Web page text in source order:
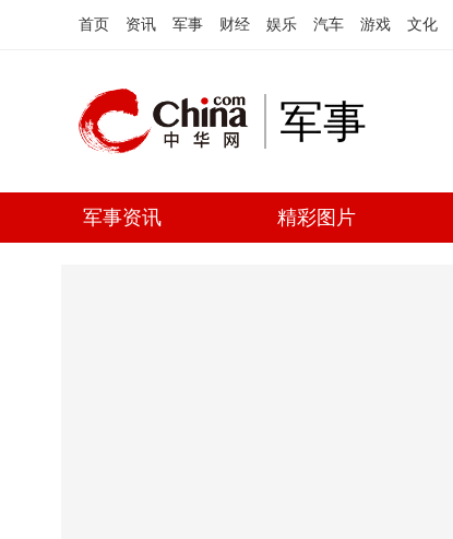
首页 资讯 军事 财经 娱乐 汽车 游戏 文化
军事
军事资讯 精彩图片